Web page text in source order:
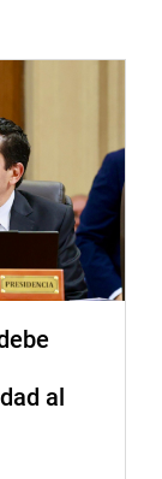
es estar de
Córdova,
y Kate
página web
al